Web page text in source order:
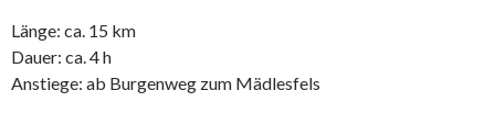
Länge: ca. 15 km
Dauer: ca. 4 h
Anstiege: ab Burgenweg zum Mädlesfels